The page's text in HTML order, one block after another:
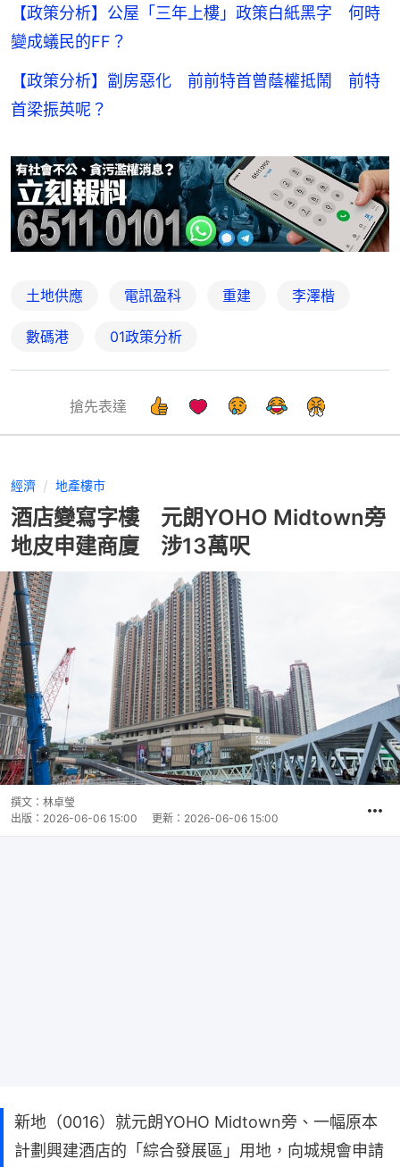
【政策分析】公屋「三年上樓」政策白紙黑字 何時
變成蟻民的FF？
【政策分析】劏房惡化 前前特首曾蔭權抵鬧 前特
首梁振英呢？
土地供應 電訊盈科 重建 李澤楷
數碼港 01政策分析
搶先表達
經濟 地產樓市
酒店變寫字樓 元朗YOHO Midtown旁
地皮申建商廈 涉13萬呎
撰文： 林卓瑩
出版： 2026-06-06 15:00 更新： 2026-06-06 15:00
新地（0016）就元朗YOHO Midtown旁、一幅原本
計劃興建酒店的「綜合發展區」用地，向城規會申請